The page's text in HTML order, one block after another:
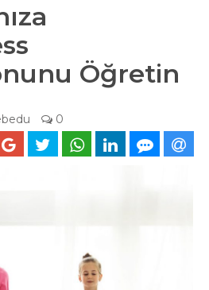
Öğretin
0